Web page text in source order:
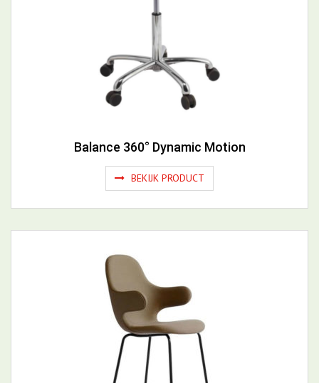
Balance 360° Dynamic Motion
BEKIJK PRODUCT